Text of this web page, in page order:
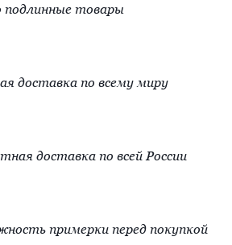
подлинные товары
доставка по всему миру
доставка по всей России
примерки перед покупкой